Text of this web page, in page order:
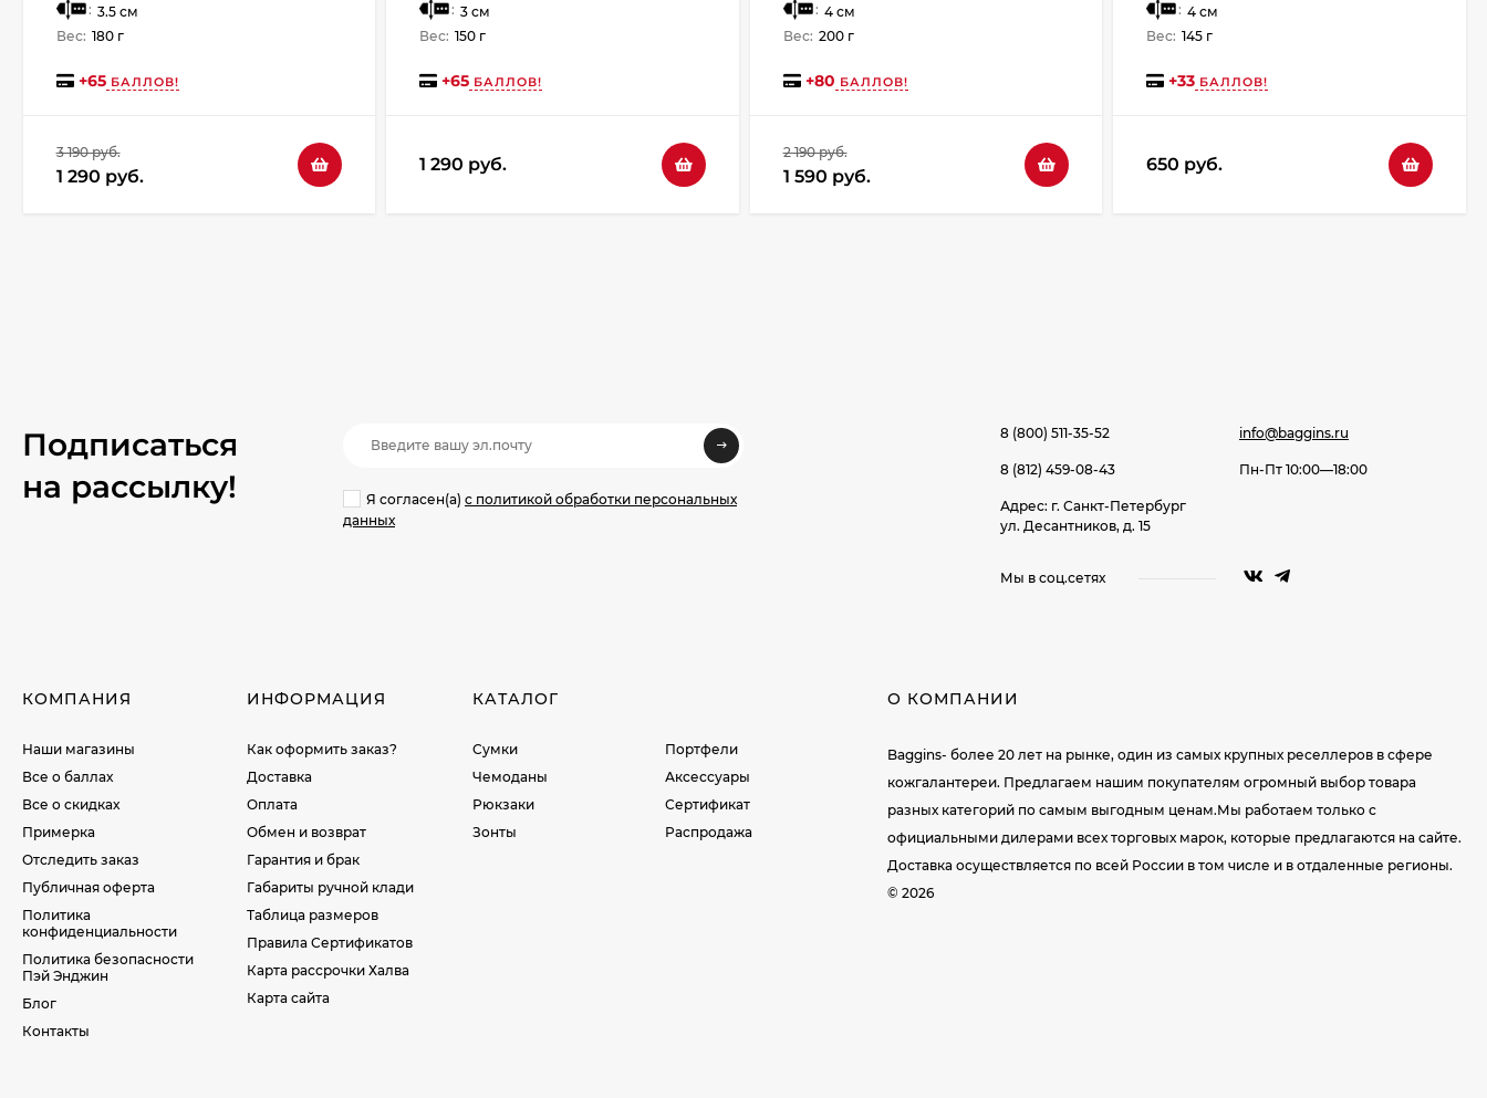
: 3.5 см
Вес: 180 г
+65БАЛЛОВ!
3 190 руб.
1 290 руб.
: 3 см
Вес: 150 г
+65 БАЛЛОВ!
1 290 руб.
: 4 см
Вес: 200 г
+80 БАЛЛОВ!
2 190 руб.
1 590 руб.
: 4 см
Вес: 145 г
+33 БАЛЛОВ!
650 руб.
Подписаться
на рассылкy!
Я согласен(a) с политикой обработки персональных
данных
8 (800) 511-35-52
8 (812) 459-08-43
Адрес: г. Санкт-Петербург
ул. Десантников, д. 15
info@baggins.ru
Пн-Пт 10:00—18:00
Мы в соц.сетях
КОМПАНИЯ
Наши магазины
Все о баллах
Все о скидках
Примерка
Отследить заказ
Публичная оферта
Политика
конфиденциальности
Политика безопасности
Пэй Энджин
Блог
Контакты
ИНФОРМАЦИЯ
Как оформить заказ?
Доставка
Оплата
Обмен и возврат
Гарантия и брак
Габариты ручной клади
Таблица размеров
Правила Сертификатов
Карта рассрочки Халва
Карта сайта
КАТАЛОГ
Сумки
Чемоданы
Рюкзаки
Зонты
Портфели
Аксессуары
Сертификат
Распродажа
О КОМПАНИИ
Baggins- более 20 лет на рынке, один из самых крупных реселлеров в сфере
кожгалантереи. Предлагаем нашим покупателям огромный выбор товара
разных категорий по самым выгодным ценам.Мы работаем только с
официальными дилерами всех торговых марок, которые предлагаются на сайте.
Доставка осуществляется по всей России в том числе и в отдаленные регионы.
© 2026